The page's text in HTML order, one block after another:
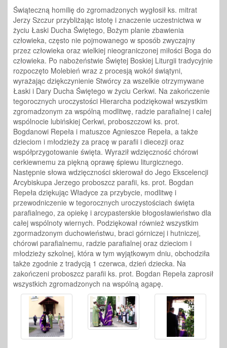
Świąteczną homilię do zgromadzonych wygłosił ks. mitrat
Jerzy Szczur przybliżając istotę i znaczenie uczestnictwa w
życiu Łaski Ducha Świętego, Bożym planie zbawienia
człowieka, często nie pojmowanego w sposób zwyczajny
przez człowieka oraz wielkiej nieograniczonej miłości Boga do
człowieka. Po nabożeństwie Świętej Boskiej Liturgii tradycyjnie
rozpoczęto Molebień wraz z procesją wokół świątyni,
wyrażając dziękczynienie Stwórcy za wszelkie otrzymywane
Łaski i Dary Ducha Świętego w życiu Cerkwi. Na zakończenie
tegorocznych uroczystości Hierarcha podziękował wszystkim
zgromadzonym za wspólną modlitwę, radzie parafialnej i całej
wspólnocie lubińskiej Cerkwi, proboszczowi ks. prot.
Bogdanowi Repeła i matuszce Agnieszce Repeła, a także
dzieciom i młodzieży za pracę w parafii i diecezji oraz
współprzygotowanie święta. Wyraził wdzięczność chórowi
cerkiewnemu za piękną oprawę śpiewu liturgicznego.
Następnie słowa wdzięczności skierował do Jego Ekscelencji
Arcybiskupa Jerzego proboszcz parafii, ks. prot. Bogdan
Repeła dziękując Władyce za przybycie, modlitwę i
przewodniczenie w tegorocznych uroczystościach święta
parafialnego, za opiekę i arcypasterskie błogosławieństwo dla
całej wspólnoty wiernych. Podziękował również wszystkim
zgormadzonym duchowieństwu, braci górniczej i hutniczej,
chórowi parafialnemu, radzie parafialnej oraz dzieciom i
młodzieży szkolnej, która w tym wyjątkowym dniu, obchodziła
także zgodnie z tradycją 1 czerwca, dzień dziecka. Na
zakończeni proboszcz parafii ks. prot. Bogdan Repeła zaprosił
wszystkich zgromadzonych na wspólną agapę.